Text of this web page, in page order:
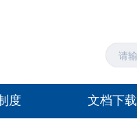
度 文档下载